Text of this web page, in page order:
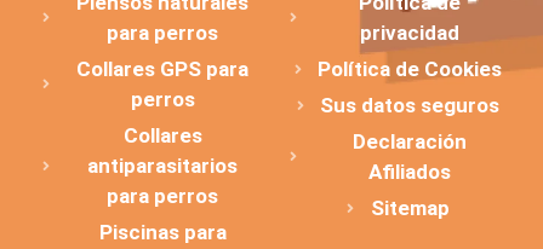
para perros
Collares GPS para
perros
Collares
antiparasitarios
para perros
Piscinas para
privacidad
Política de Cookies
Sus datos seguros
Declaración
Afiliados
Sitemap